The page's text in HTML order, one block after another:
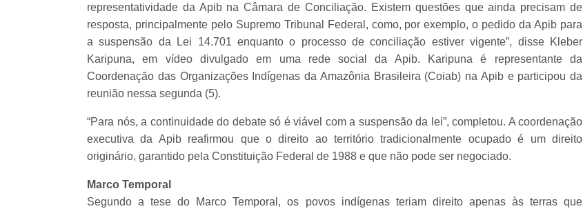
representatividade da Apib na Câmara de Conciliação. Existem questões que ainda precisam de
resposta, principalmente pelo Supremo Tribunal Federal, como, por exemplo, o pedido da Apib para
a suspensão da Lei 14.701 enquanto o processo de conciliação estiver vigente”, disse Kleber
Karipuna, em vídeo divulgado em uma rede social da Apib. Karipuna é representante da
Coordenação das Organizações Indígenas da Amazônia Brasileira (Coiab) na Apib e participou da
reunião nessa segunda (5).
“Para nós, a continuidade do debate só é viável com a suspensão da lei”, completou. A coordenação
executiva da Apib reafirmou que o direito ao território tradicionalmente ocupado é um direito
originário, garantido pela Constituição Federal de 1988 e que não pode ser negociado.
Marco Temporal
Segundo a tese do Marco Temporal, os povos indígenas teriam direito apenas às terras que